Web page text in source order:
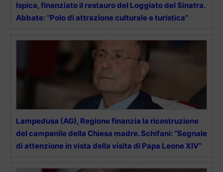
Ispica, finanziato il restauro del Loggiato del Sinatra.
Abbate: “Polo di attrazione culturale e turistica”
Lampedusa (AG), Regione finanzia la ricostruzione
del campanile della Chiesa madre. Schifani: “Segnale
di attenzione in vista della visita di Papa Leone XIV”